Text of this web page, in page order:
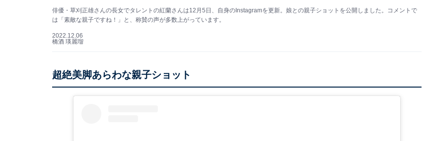
俳優・草刈正雄さんの長女でタレントの紅蘭さんは12月5日、自身のInstagramを更新。娘との親子ショットを公開しました。コメントで
は「素敵な親子ですね！」と、称賛の声が多数上がっています。
2022.12.06
橋酒 瑛麗瑠
超絶美脚あらわな親子ショット